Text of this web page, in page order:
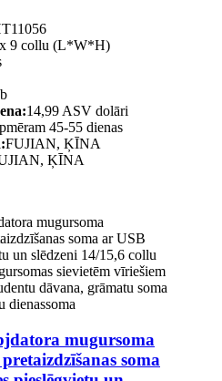
9 collu (L*W*H)
14,99 ASV dolāri
45-55 dienas
FUJIAN, ĶĪNA
ĶĪNA
mugursoma
soma